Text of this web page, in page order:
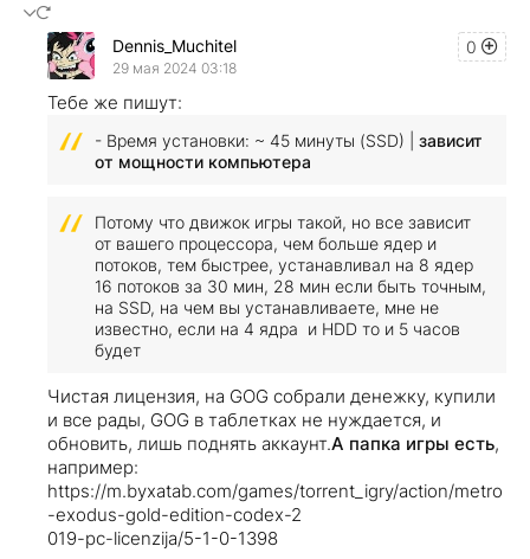
0
Dennis_Muchitel
29 мая 2024 03:18
Тебе же пишут:
- Время установки: ~ 45 минуты (SSD) | зависит
от мощности компьютера
Потому что движок игры такой, но все зависит
от вашего процессора, чем больше ядер и
потоков, тем быстрее, устанавливал на 8 ядер
16 потоков за 30 мин, 28 мин если быть точным,
на SSD, на чем вы устанавливаете, мне не
известно, если на 4 ядра и HDD то и 5 часов
будет
Чистая лицензия, на GOG собрали денежку, купили
и все рады, GOG в таблетках не нуждается, и
обновить, лишь поднять аккаунт.А папка игры есть,
например:
https://m.byxatab.com/games/torrent_igry/action/metro
-exodus-gold-edition-codex-2
019-pc-licenzija/5-1-0-1398